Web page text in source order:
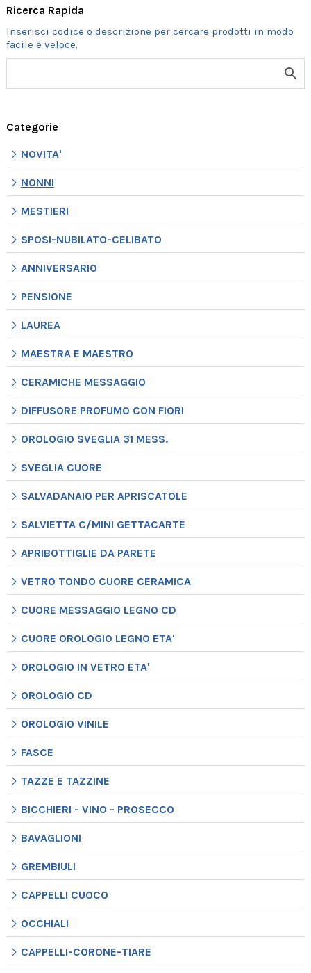
Ricerca Rapida
Categorie
NOVITA'
NONNI
MESTIERI
SPOSI-NUBILATO-CELIBATO
ANNIVERSARIO
PENSIONE
LAUREA
MAESTRA E MAESTRO
CERAMICHE MESSAGGIO
DIFFUSORE PROFUMO CON FIORI
OROLOGIO SVEGLIA 31 MESS.
SVEGLIA CUORE
SALVADANAIO PER APRISCATOLE
SALVIETTA C/MINI GETTACARTE
APRIBOTTIGLIE DA PARETE
VETRO TONDO CUORE CERAMICA
CUORE MESSAGGIO LEGNO CD
CUORE OROLOGIO LEGNO ETA'
OROLOGIO IN VETRO ETA'
OROLOGIO CD
OROLOGIO VINILE
FASCE
TAZZE E TAZZINE
BICCHIERI - VINO - PROSECCO
BAVAGLIONI
GREMBIULI
CAPPELLI CUOCO
OCCHIALI
CAPPELLI-CORONE-TIARE